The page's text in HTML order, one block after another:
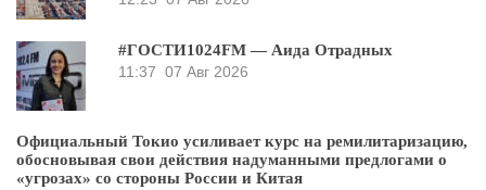
#ГОСТИ1024FM — Аида Отрадных
11:37 07 Авг 2026
Официальный Токио усиливает курс на ремилитаризацию,
обосновывая свои действия надуманными предлогами о
«угрозах» со стороны России и Китая